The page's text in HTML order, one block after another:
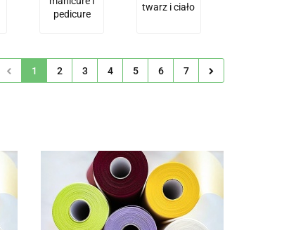
pedicure
twarz i ciało
1 2 3 4 5 6 7